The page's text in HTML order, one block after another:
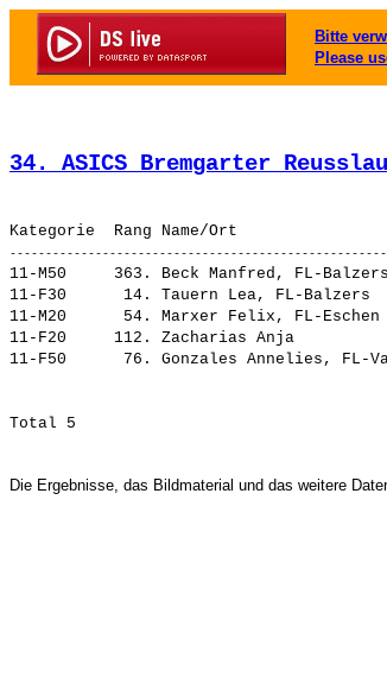
Bitte
Please
34. ASICS Bremgarter
11-M50     363. Beck Manfred,
11-F30      14. Tauern Lea,
11-M20      54. Marxer Felix,
11-F20     112. Zacharias
11-F50      76. Gonzales Annelies,
Die Ergebnisse, das Bildmaterial und das weitere